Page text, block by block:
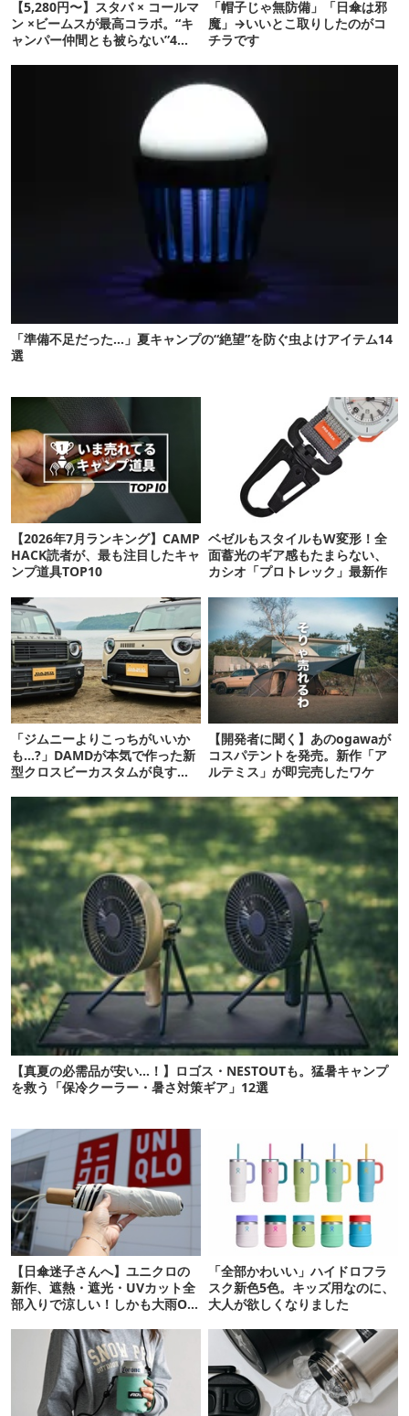
【5,280円〜】スタバ × コールマ
ン ×ビームスが最高コラボ。“キ
ャンパー仲間とも被らない”4ア
「帽子じゃ無防備」「日傘は邪
魔」→いいとこ取りしたのがコ
チラです
「準備不足だった…」夏キャンプの“絶望”を防ぐ虫よけアイテム14
選
【2026年7月ランキング】CAMP
HACK読者が、最も注目したキャ
ンプ道具TOP10
ベゼルもスタイルもW変形！全
面蓄光のギア感もたまらない、
カシオ「プロトレック」最新作
「ジムニーよりこっちがいいか
も…?」DAMDが本気で作った新
型クロスビーカスタムが良すぎ
【開発者に聞く】あのogawaが
コスパテントを発売。新作「ア
ルテミス」が即完売したワケ
【真夏の必需品が安い…！】ロゴス・NESTOUTも。猛暑キャンプ
を救う「保冷クーラー・暑さ対策ギア」12選
【日傘迷子さんへ】ユニクロの
新作、遮熱・遮光・UVカット全
部入りで涼しい！しかも大雨OK
「全部かわいい」ハイドロフラ
スク新色5色。キッズ用なのに、
大人が欲しくなりました